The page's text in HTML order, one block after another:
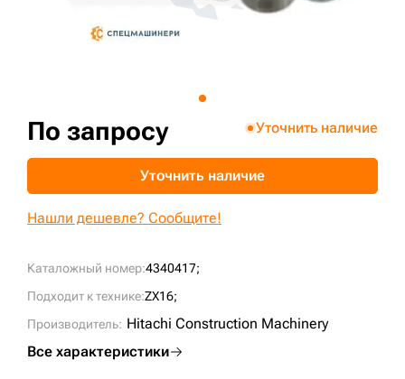
Каталожный номер:4340417;
Подходит к технике:ZX16;
Производитель: Hitachi Construction Machinery
Все характеристики
По запросу Уточнить наличие
Уточнить наличие
Нашли дешевле? Сообщите!
sksale@skdst.ru